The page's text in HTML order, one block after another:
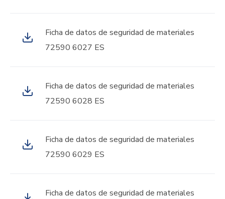
Ficha de datos de seguridad de materiales
72590 6027 ES
Ficha de datos de seguridad de materiales
72590 6028 ES
Ficha de datos de seguridad de materiales
72590 6029 ES
Ficha de datos de seguridad de materiales